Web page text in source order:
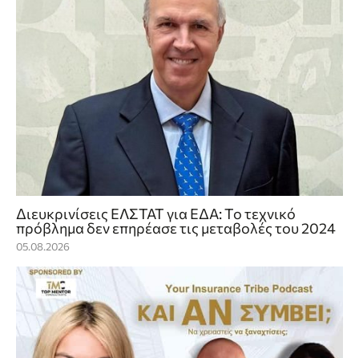
Διευκρινίσεις ΕΛΣΤΑΤ για ΕΔΑ: Το τεχνικό
πρόβλημα δεν επηρέασε τις μεταβολές του 2024
05.08.2026